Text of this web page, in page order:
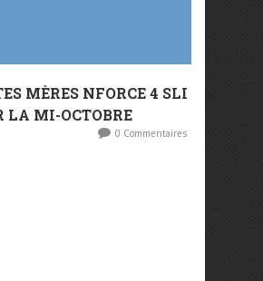
MÈRES NFORCE 4 SLI
LA MI-OCTOBRE
0 Commentaires